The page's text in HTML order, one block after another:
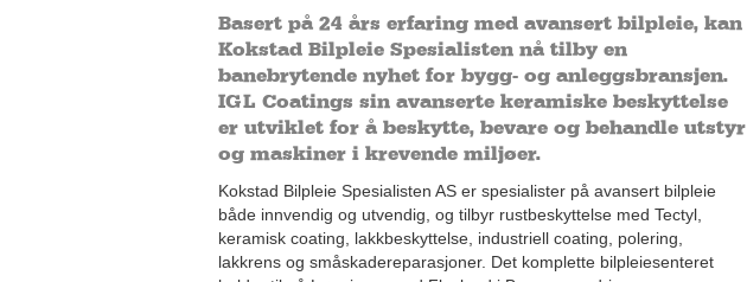
Basert på 24 års erfaring med avansert bilpleie, kan
Kokstad Bilpleie Spesialisten nå tilby en
banebrytende nyhet for bygg- og anleggsbransjen.
IGL Coatings sin avanserte keramiske beskyttelse
er utviklet for å beskytte, bevare og behandle utstyr
og maskiner i krevende miljøer.
Kokstad Bilpleie Spesialisten AS er spesialister på avansert bilpleie
både innvendig og utvendig, og tilbyr rustbeskyttelse med Tectyl,
keramisk coating, lakkbeskyttelse, industriell coating, polering,
lakkrens og småskadereparasjoner. Det komplette bilpleiesenteret